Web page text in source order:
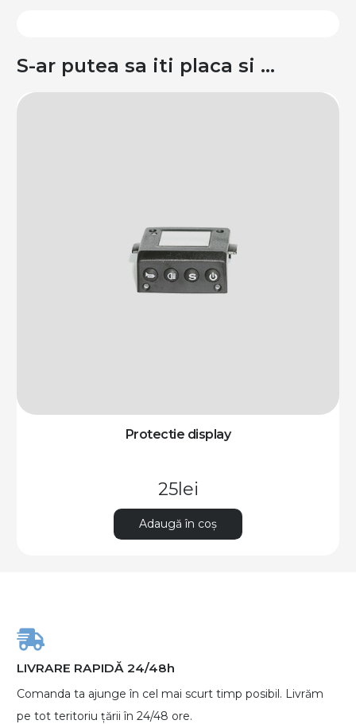
S-ar putea sa iti placa si …
Protectie display
25lei
Adaugă în coș
LIVRARE RAPIDĂ 24/48h
Comanda ta ajunge în cel mai scurt timp posibil. Livrăm
pe tot teritoriu țării în 24/48 ore.